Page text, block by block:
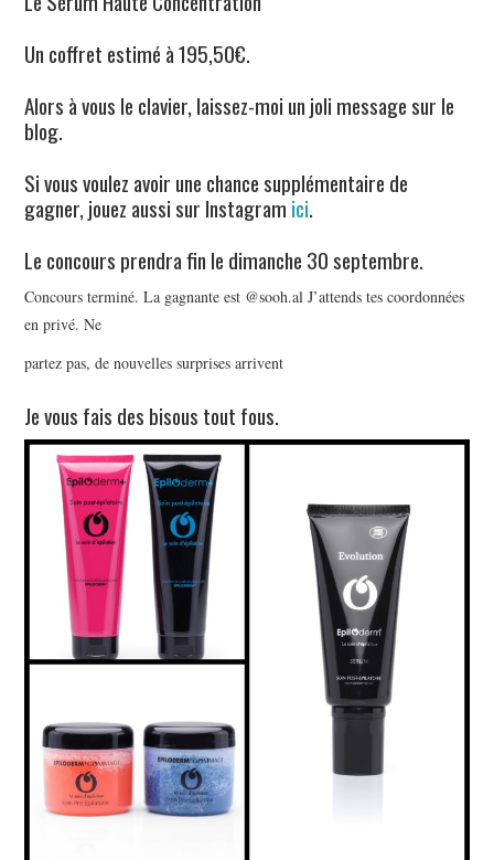
Un coffret estimé à 195,50€.
Alors à vous le clavier, laissez-moi un joli message sur le
blog.
Si vous voulez avoir une chance supplémentaire de
gagner, jouez aussi sur Instagram ici.
Le concours prendra fin le dimanche 30 septembre.
Concours terminé. La gagnante est @sooh.al J’attends tes coordonnées
en privé. Ne
partez pas, de nouvelles surprises arrivent
Je vous fais des bisous tout fous.